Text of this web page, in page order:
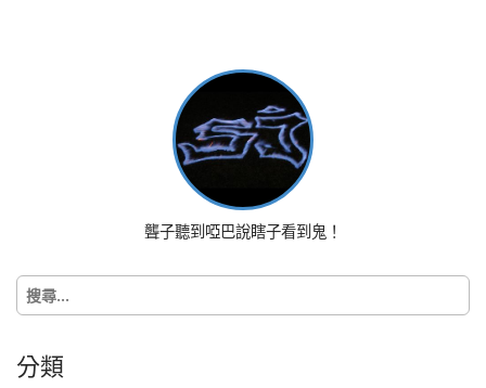
i
o
n
聾子聽到啞巴說瞎子看到鬼！
搜
尋
字:
分類